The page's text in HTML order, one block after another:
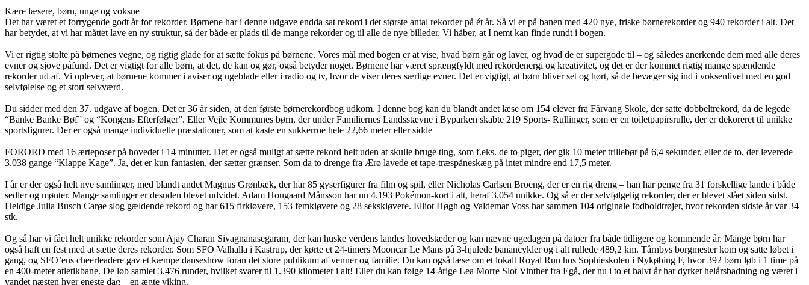
Kære læsere, børn, unge og voksne
Det har været et forrygende godt år for rekorder. Børnene har i denne udgave endda sat rekord i det største antal rekorder på ét år. Så vi er på banen med 420 nye, friske børnerekorder og 940 rekorder i alt. Det
har betydet, at vi har måttet lave en ny struktur, så der både er plads til de mange rekorder og til alle de nye billeder. Vi håber, at I nemt kan finde rundt i bogen.
Vi er rigtig stolte på børnenes vegne, og rigtig glade for at sætte fokus på børnene. Vores mål med bogen er at vise, hvad børn går og laver, og hvad de er supergode til – og således anerkende dem med alle deres
evner og sjove påfund. Det er vigtigt for alle børn, at det, de kan og gør, også betyder noget. Børnene har været sprængfyldt med rekordenergi og kreativitet, og det er der kommet rigtig mange spændende
rekorder ud af. Vi oplever, at børnene kommer i aviser og ugeblade eller i radio og tv, hvor de viser deres særlige evner. Det er vigtigt, at børn bliver set og hørt, så de bevæger sig ind i voksenlivet med en god
selvfølelse og et stort selvværd.
Du sidder med den 37. udgave af bogen. Det er 36 år siden, at den første børnerekordbog udkom. I denne bog kan du blandt andet læse om 154 elever fra Fårvang Skole, der satte dobbeltrekord, da de legede
“Banke Banke Bøf” og “Kongens Efterfølger”. Eller Vejle Kommunes børn, der under Familiernes Landsstævne i Byparken skabte 219 Sports- Rullinger, som er en toiletpapirsrulle, der er dekoreret til unikke
sportsfigurer. Der er også mange individuelle præstationer, som at kaste en sukkerroe hele 22,66 meter eller sidde
FORORD med 16 ærteposer på hovedet i 14 minutter. Det er også muligt at sætte rekord helt uden at skulle bruge ting, som f.eks. de to piger, der gik 10 meter trillebør på 6,4 sekunder, eller de to, der leverede
3.038 gange “Klappe Kage”. Ja, det er kun fantasien, der sætter grænser. Som da to drenge fra Ærø lavede et tape-træspåneskæg på intet mindre end 17,5 meter.
I år er der også helt nye samlinger, med blandt andet Magnus Grønbæk, der har 85 gyserfigurer fra film og spil, eller Nicholas Carlsen Broeng, der er en rig dreng – han har penge fra 31 forskellige lande i både
sedler og mønter. Mange samlinger er desuden blevet udvidet. Adam Hougaard Månsson har nu 4.193 Pokémon-kort i alt, heraf 3.054 unikke. Og så er der selvfølgelig rekorder, der er blevet slået siden sidst.
Heldige Julia Busch Carøe slog gældende rekord og har 615 firkløvere, 153 femkløvere og 28 sekskløvere. Elliot Høgh og Valdemar Voss har sammen 104 originale fodboldtrøjer, hvor rekorden sidste år var 34
stk.
Og så har vi fået helt unikke rekorder som Ajay Charan Sivagnanasegaram, der kan huske verdens landes hovedstæder og kan nævne ugedagen på datoer fra både tidligere og kommende år. Mange børn har
også haft en fest med at sætte deres rekorder. Som SFO Valhalla i Kastrup, der kørte et 24-timers Mooncar Le Mans på 3-hjulede banancykler og i alt rullede 489,2 km. Tårnbys borgmester kom og satte løbet i
gang, og SFO’ens cheerleadere gav et kæmpe danseshow foran det store publikum af venner og familie. Du kan også læse om et lokalt Royal Run hos Sophieskolen i Nykøbing F, hvor 392 børn løb i 1 time på
en 400-meter atletikbane. De løb samlet 3.476 runder, hvilket svarer til 1.390 kilometer i alt! Eller du kan følge 14-årige Lea Morre Slot Vinther fra Egå, der nu i to et halvt år har dyrket helårsbadning og været i
vandet næsten hver eneste dag – en ægte viking.